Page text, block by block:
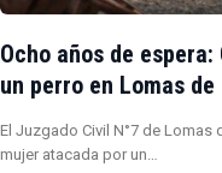
Ocho años de
un perro en Lomas de
El Juzgado Civil N°7 de
mujer atacada por un…